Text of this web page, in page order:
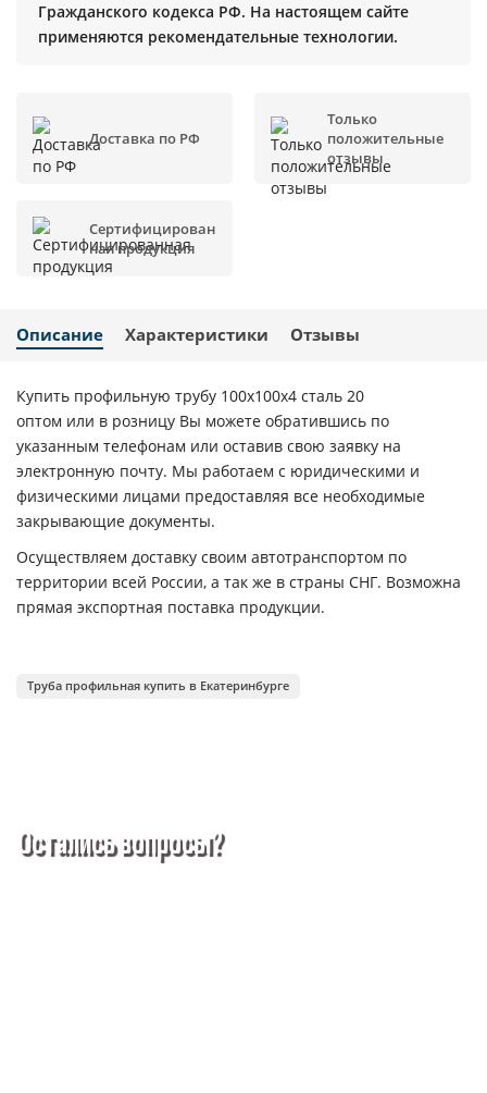
Гражданского кодекса РФ. На настоящем сайте
применяются рекомендательные технологии.
Доставка по РФ
Только
положительные
отзывы
Сертифицирован
ная продукция
Описание Характеристики Отзывы
Купить профильную трубу 100х100х4 сталь 20
оптом или в розницу Вы можете обратившись по
указанным телефонам или оставив свою заявку на
электронную почту. Мы работаем с юридическими и
физическими лицами предоставляя все необходимые
закрывающие документы.
Осуществляем доставку своим автотранспортом по
территории всей России, а так же в страны СНГ. Возможна
прямая экспортная поставка продукции.
Труба профильная купить в Екатеринбурге
Остались вопросы?